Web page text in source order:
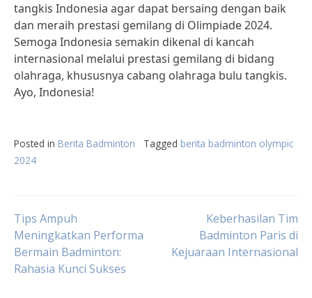
tangkis Indonesia agar dapat bersaing dengan baik
dan meraih prestasi gemilang di Olimpiade 2024.
Semoga Indonesia semakin dikenal di kancah
internasional melalui prestasi gemilang di bidang
olahraga, khususnya cabang olahraga bulu tangkis.
Ayo, Indonesia!
Posted in Berita Badminton Tagged berita badminton olympic
2024
Post
navigation
Tips Ampuh
Meningkatkan Performa
Bermain Badminton:
Rahasia Kunci Sukses
Keberhasilan Tim
Badminton Paris di
Kejuaraan Internasional